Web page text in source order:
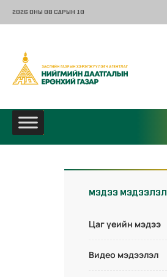
2026 ОНЫ 08 САРЫН 10
МЭДЭЭ МЭДЭЭЛЭЛ
Цаг үеийн мэдээ
Видео мэдээлэл